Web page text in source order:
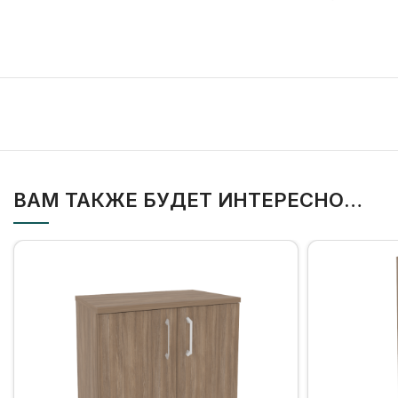
ВАМ ТАКЖЕ БУДЕТ ИНТЕРЕСНО…